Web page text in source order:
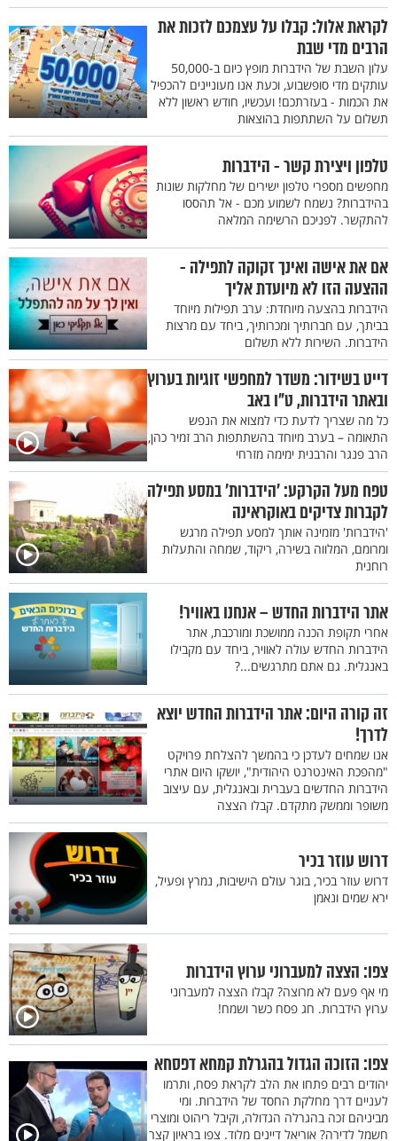
לקראת אלול: קבלו על עצמכם לזכות את
הרבים מדי שבת
עלון השבת של הידברות מופץ כיום ב-50,000
עותקים מדי סופשבוע, וכעת אנו מעוניינים להכפיל
את הכמות - בעזרתכם! ועכשיו, חודש ראשון ללא
תשלום על השתתפות בהוצאות
טלפון ויצירת קשר - הידברות
מחפשים מספרי טלפון ישירים של מחלקות שונות
בהידברות? נשמח לשמוע מכם - אל תהססו
להתקשר. לפניכם הרשימה המלאה
אם את אישה ואינך זקוקה לתפילה -
ההצעה הזו לא מיועדת אליך
הידברות בהצעה מיוחדת: ערב תפילות מיוחד
בביתך, עם חברותיך ומכרותיך, ביחד עם מרצות
הידברות. השירות ללא תשלום
דייט בשידור: משדר למחפשי זוגיות בערוץ
ובאתר הידברות, ט"ו באב
כל מה שצריך לדעת כדי למצוא את הנפש
התאומה – בערב מיוחד בהשתתפות הרב זמיר כהן,
הרב פנגר והרבנית ימימה מזרחי
טפח מעל הקרקע: ’הידברות’ במסע תפילה
לקברות צדיקים באוקראינה
'הידברות' מזמינה אותך למסע תפילה מרגש
ומרומם, המלווה בשירה, ריקוד, שמחה והתעלות
רוחנית
אתר הידברות החדש – אנחנו באוויר!
אחרי תקופת הכנה ממושכת ומורכבת, אתר
הידברות החדש עולה לאוויר, ביחד עם מקבילו
באנגלית. גם אתם מתרגשים...?
זה קורה היום: אתר הידברות החדש יוצא
לדרך!
אנו שמחים לעדכן כי בהמשך להצלחת פרויקט
"מהפכת האינטרנט היהודית", יושקו היום אתרי
הידברות החדשים בעברית ובאנגלית, עם עיצוב
משופר וממשק מתקדם. קבלו הצצה
דרוש עוזר בכיר
דרוש עוזר בכיר, בוגר עולם הישיבות, נמרץ ופעיל,
ירא שמים ונאמן
צפו: הצצה למעברוני ערוץ הידברות
מי אף פעם לא מרוצה? קבלו הצצה למעברוני
ערוץ הידברות. חג פסח כשר ושמח!
צפו: הזוכה הגדול בהגרלת קמחא דפסחא
יהודים רבים פתחו את הלב לקראת פסח, ותרמו
לעניים דרך מחלקת החסד של הידברות. ומי
מביניהם זכה בהגרלה הגדולה, וקיבל ריהוט ומוצרי
חשמל לדירה? אוריאל דיינים מלוד. צפו בראיון קצר